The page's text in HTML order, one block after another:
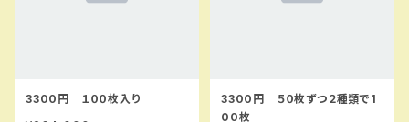
3300円 １００枚入り
3300円 ５０枚ずつ２種類で1
00枚